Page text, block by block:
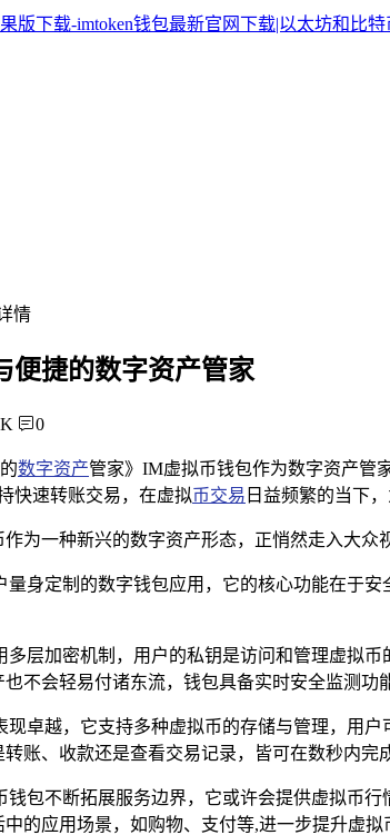
情
便捷的数字资产管家
0
数字资产管家》IM虚拟币钱包作为数字资产管
快速转账交易，在虚拟币交易 日益频繁的当下
为一种新兴的数字资产形态，正悄然走入大
身定制的数字钱包应用，它的核心功能在于
层加密机制，用户的私钥是访问和管理虚拟
不会轻易付诸东流，钱包具备实时安全监测功
卓越，它支持多种虚拟币的存储与管理，用
账、收款还是查看交易记录，皆可在数秒内
包不断拓展服务边界，它或许会提供虚拟币
的应用场景，如购物、支付等,进一步提升虚拟